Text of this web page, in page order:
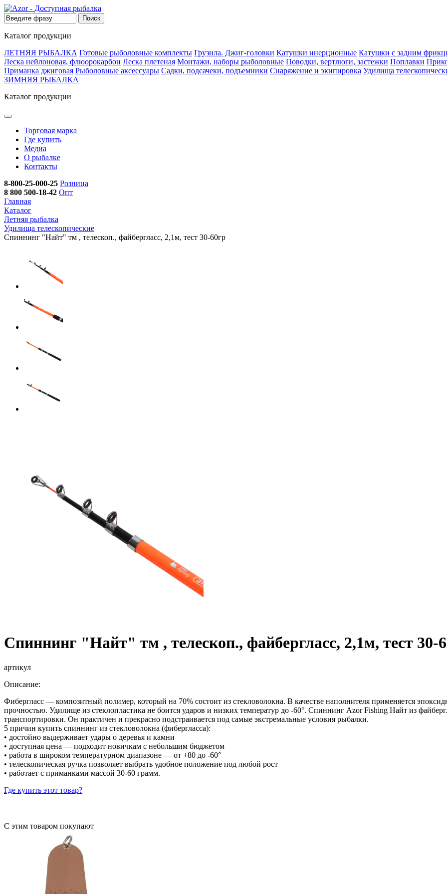
Каталог продукции
ЛЕТНЯЯ РЫБАЛКА Готовые рыболовные комплекты Грузила. Джиг-головки Катушки инерционные Катушки с задним
Леска нейлоновая, флюорокарбон Леска плетеная Монтажи, наборы рыболовные Поводки, вертлюги, застежки Поплавки
Приманка джиговая Рыболовные аксессуары Садки, подсачеки, подъемники Снаряжение и экипировка Удилища
ЗИМНЯЯ РЫБАЛКА
Каталог продукции
Торговая марка
Где купить
Медиа
О рыбалке
Контакты
8-800-25-000-25 Розница
8 800 500-18-42 Опт
Главная
Каталог
Летняя рыбалка
Удилища телескопические
Спиннинг "Найт" тм , телескоп., файбергласс, 2,1м, тест 30-60гр
Спиннинг "Найт" тм , телескоп., файбергласс, 2,1м, тест 30-
артикул
Описание:
Фибергласс — композитный полимер, который на 70% состоит из стекловолокна. В качестве наполнителя применяется
прочностью. Удилище из стеклопластика не боится ударов и низких температур до -60°. Спиннинг Azor Fishing Найт из
транспортировки. Он практичен и прекрасно подстраивается под самые экстремальные условия рыбалки.
5 причин купить спиннинг из стекловолокна (фибергласса):
• достойно выдерживает удары о деревья и камни
• доступная цена — подходит новичкам с небольшим бюджетом
• работа в широком температурном диапазоне — от +80 до -60°
• телескопическая ручка позволяет выбрать удобное положение под любой рост
• работает с приманками массой 30-60 грамм.
Где купить этот товар?
С этим товаром покупают